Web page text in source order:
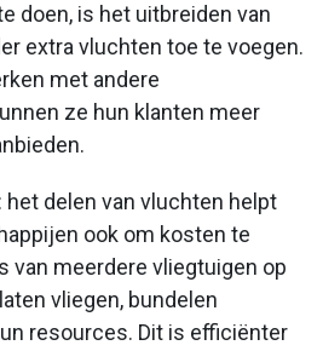
doen, is het uitbreiden van
extra vluchten toe te voegen.
met andere
ze hun klanten meer
: het delen van vluchten helpt
ook om kosten te
van meerdere vliegtuigen op
vliegen, bundelen
resources. Dit is efficiënter